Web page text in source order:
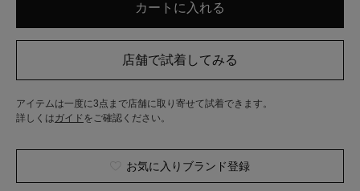
アイテムは一度に3点まで店舗に取り寄せて試着できます。
詳しくはガイド をご確認ください。
お気に入りブランド登録